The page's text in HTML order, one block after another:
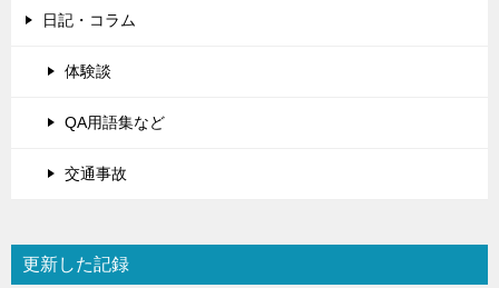
日記・コラム
体験談
QA用語集など
交通事故
更新した記録